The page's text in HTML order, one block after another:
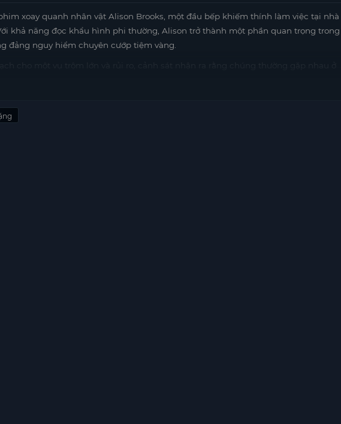
xoay quanh nhân vật Alison Brooks, một đầu bếp khiếm thính làm việc tại nhà
khả năng đọc khẩu hình phi thường, Alison trở thành một phần quan trọng trong
đảng nguy hiểm chuyên cướp tiệm vàng.